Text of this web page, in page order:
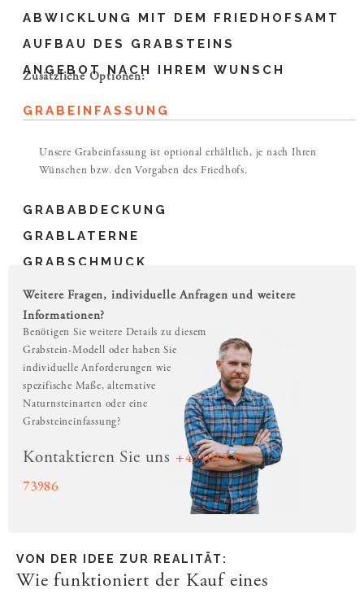
ABWICKLUNG MIT DEM FRIEDHOFSAMT
AUFBAU DES GRABSTEINS
ANGEBOT NACH IHREM WUNSCH
Zusätzliche Optionen:
GRABEINFASSUNG
GRABABDECKUNG
GRABLATERNE
GRABSCHMUCK
Unsere Grabeinfassung ist optional erhältlich, je nach Ihren
Wünschen bzw. den Vorgaben des Friedhofs.
Weitere Fragen, individuelle Anfragen und weitere
Informationen?
Benötigen Sie weitere Details zu diesem
Grabstein-Modell oder haben Sie
individuelle Anforderungen wie
spezifische Maße, alternative
Naturnsteinarten oder eine
Grabsteineinfassung?
Kontaktieren Sie uns +49 (0) 831
73986
VON DER IDEE ZUR REALITÄT:
Wie funktioniert der Kauf eines